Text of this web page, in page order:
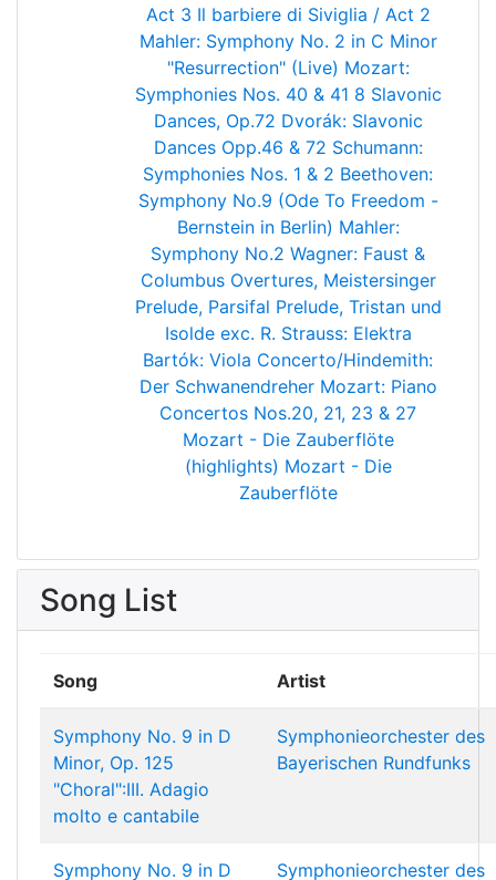
Act 3 Il barbiere di Siviglia / Act 2
Mahler: Symphony No. 2 in C Minor
"Resurrection" (Live) Mozart:
Symphonies Nos. 40 & 41 8 Slavonic
Dances, Op.72 Dvorák: Slavonic
Dances Opp.46 & 72 Schumann:
Symphonies Nos. 1 & 2 Beethoven:
Symphony No.9 (Ode To Freedom -
Bernstein in Berlin) Mahler:
Symphony No.2 Wagner: Faust &
Columbus Overtures, Meistersinger
Prelude, Parsifal Prelude, Tristan und
Isolde exc. R. Strauss: Elektra
Bartók: Viola Concerto/Hindemith:
Der Schwanendreher Mozart: Piano
Concertos Nos.20, 21, 23 & 27
Mozart - Die Zauberflöte
(highlights) Mozart - Die
Zauberflöte
Song List
Song Artist
Symphony No. 9 in D
Minor, Op. 125
"Choral":III. Adagio
molto e cantabile
Symphonieorchester des
Bayerischen Rundfunks
Symphony No. 9 in D
Symphonieorchester des